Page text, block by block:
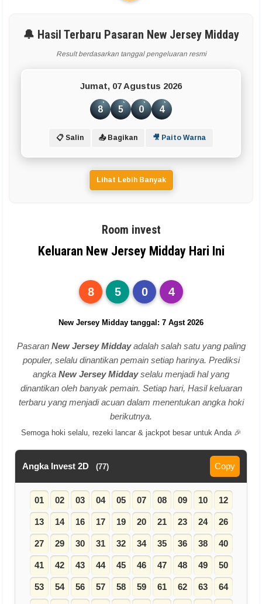
🔔 Hasil Terbaru Pasaran New Jersey Midday
Result berdasarkan tanggal pengeluaran resmi
Jumat, 07 Agustus 2026
8 5 0 4
📋 Salin 📤 Bagikan 🎥 Paito Warna
Lihat Lebih Banyak
Room invest
Keluaran New Jersey Midday Hari Ini
8 5 0 4
New Jersey Midday tanggal: 7 Agst 2026
Pasaran New Jersey Middayadalah salah satu yang paling
populer, selalu dinantikan pemain setiap harinya. Prediksi
angka New Jersey Middayselalu menjadi hal yang
dinantikan oleh banyak pemain. Setiap hari, Hasil keluaran
terbaru yang menjadi acuan dalam menentukan angka hoki
berikutnya.
Semoga hoki selalu, rezeki lancar & jackpot besar untuk Anda 🎉
Angka Invest 2D (77) Copy
01 02 03 04 05 07 08 09 10 12
13 14 16 17 19 20 21 23 24 26
27 29 30 31 32 34 35 36 38 40
41 42 43 44 45 46 47 48 49 50
53 54 56 57 58 59 61 62 63 64